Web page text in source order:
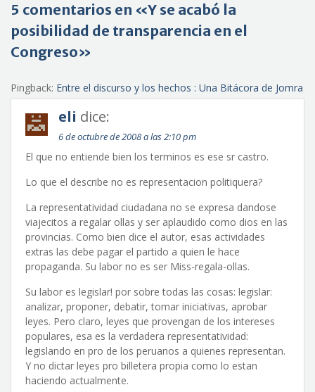
5 comentarios en «Y se acabó la
posibilidad de transparencia en el
Congreso»
Pingback: Entre el discurso y los hechos : Una Bitácora de Jomra
eli dice:
6 de octubre de 2008 a las 2:10 pm
El que no entiende bien los terminos es ese sr castro.
Lo que el describe no es representacion politiquera?
La representatividad ciudadana no se expresa dandose
viajecitos a regalar ollas y ser aplaudido como dios en las
provincias. Como bien dice el autor, esas actividades
extras las debe pagar el partido a quien le hace
propaganda. Su labor no es ser Miss-regala-ollas.
Su labor es legislar! por sobre todas las cosas: legislar:
analizar, proponer, debatir, tomar iniciativas, aprobar
leyes. Pero claro, leyes que provengan de los intereses
populares, esa es la verdadera representatividad:
legislando en pro de los peruanos a quienes representan.
Y no dictar leyes pro billetera propia como lo estan
haciendo actualmente.